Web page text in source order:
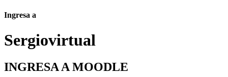
Ingresa a
Sergiovirtual
INGRESA A MOODLE